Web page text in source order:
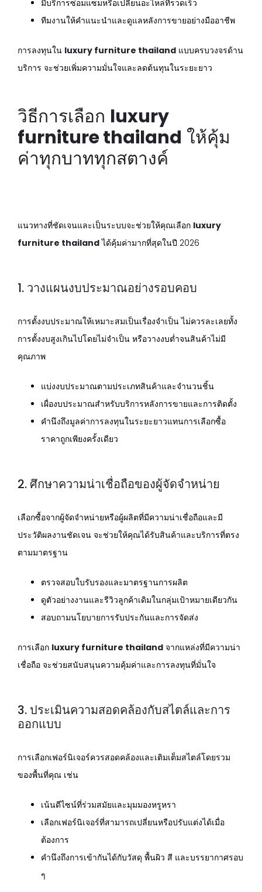
มีบริการซ่อมแซมหรือเปลี่ยนอะไหล่ที่รวดเร็ว
ทีมงานให้คำแนะนำและดูแลหลังการขายอย่างมืออาชีพ
การลงทุนใน luxury furniture thailand แบบครบวงจรด้าน
บริการ จะช่วยเพิ่มความมั่นใจและลดต้นทุนในระยะยาว
วิธีการเลือก luxury
furniture thailand ให้คุ้ม
ค่าทุกบาททุกสตางค์
แนวทางที่ชัดเจนและเป็นระบบจะช่วยให้คุณเลือก luxury
furniture thailandได้คุ้มค่ามากที่สุดในปี 2026
1. วางแผนงบประมาณอย่างรอบคอบ
การตั้งงบประมาณให้เหมาะสมเป็นเรื่องจำเป็น ไม่ควรละเลยทั้ง
การตั้งงบสูงเกินไปโดยไม่จำเป็น หรือวางงบต่ำจนสินค้าไม่มี
คุณภาพ
แบ่งงบประมาณตามประเภทสินค้าและจำนวนชิ้น
เผื่องบประมาณสำหรับบริการหลังการขายและการติดตั้ง
คำนึงถึงมูลค่าการลงทุนในระยะยาวแทนการเลือกซื้อ
ราคาถูกเพียงครั้งเดียว
2. ศึกษาความน่าเชื่อถือของผู้จัดจำหน่าย
เลือกซื้อจากผู้จัดจำหน่ายหรือผู้ผลิตที่มีความน่าเชื่อถือและมี
ประวัติผลงานชัดเจน จะช่วยให้คุณได้รับสินค้าและบริการที่ตรง
ตามมาตรฐาน
ตรวจสอบใบรับรองและมาตรฐานการผลิต
ดูตัวอย่างงานและรีวิวลูกค้าเดิมในกลุ่มเป้าหมายเดียวกัน
สอบถามนโยบายการรับประกันและการจัดส่ง
การเลือก luxury furniture thailand จากแหล่งที่มีความน่า
เชื่อถือ จะช่วยสนับสนุนความคุ้มค่าและการลงทุนที่มั่นใจ
3. ประเมินความสอดคล้องกับสไตล์และการ
ออกแบบ
การเลือกเฟอร์นิเจอร์ควรสอดคล้องและเติมเต็มสไตล์โดยรวม
ของพื้นที่คุณ เช่น
เน้นดีไซน์ที่ร่วมสมัยและมุมมองหรูหรา
เลือกเฟอร์นิเจอร์ที่สามารถเปลี่ยนหรือปรับแต่งได้เมื่อ
ต้องการ
คำนึงถึงการเข้ากันได้กับวัสดุ พื้นผิว สี และบรรยากาศรอบ
ๆ